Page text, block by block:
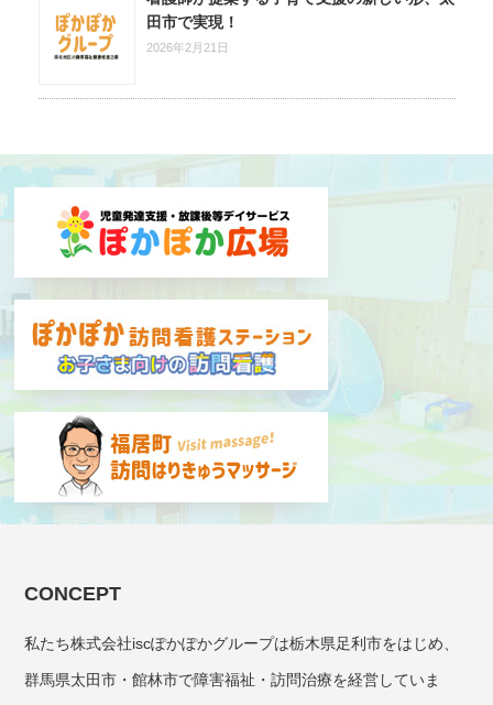
田市で実現！
2026年2月21日
CONCEPT
私たち株式会社iscぽかぽかグループは栃木県足利市をはじめ、
群馬県太田市・館林市で障害福祉・訪問治療を経営していま